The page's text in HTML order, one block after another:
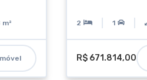
m² 2 1
R$ 671.814,00